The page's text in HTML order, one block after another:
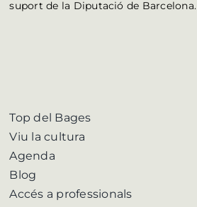
suport de la Diputació de Barcelona.
Top del Bages
Viu la cultura
Agenda
Blog
Accés a professionals